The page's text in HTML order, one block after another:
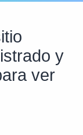
y
ver